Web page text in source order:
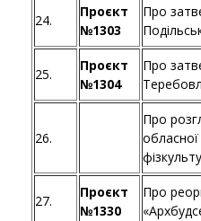
24.
Проєкт
№1303
Про
25.
Проєкт
№1304
Про
26.
Про
27.
Проєкт
№1330
Про